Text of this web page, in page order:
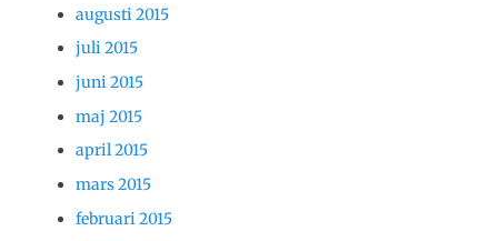
augusti 2015
juli 2015
juni 2015
maj 2015
april 2015
mars 2015
februari 2015